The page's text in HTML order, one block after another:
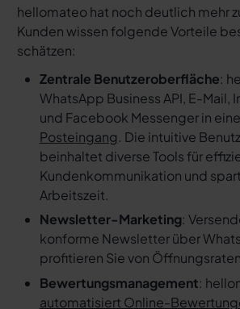
hellomateo hat noch deutlich mehr
Kunden wissen folgende Vorteile
schätzen:
Zentrale Benutzeroberfläche:
WhatsApp Business API, E-Mail,
und Facebook Messenger in
Posteingang. Die intuitive
beinhaltet diverse Tools für
Kundenkommunikation und
Arbeitszeit.
Newsletter-Marketing:
konforme Newsletter über
profitieren Sie von
Bewertungsmanagement:
automatisiert Online-